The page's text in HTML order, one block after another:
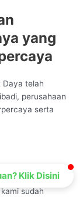
yang
Daya telah
perusahaan
serta
begitu ahli saat
sudah
Klik Disini